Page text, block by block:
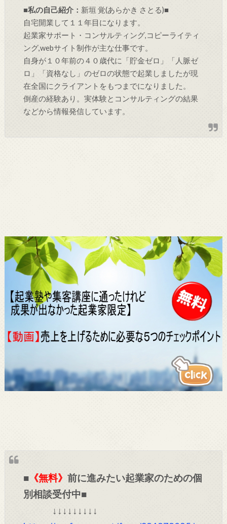
■私の自己紹介： 新垣 覚(あらかき さとる)■
自宅開業して１１年目になります。
起業家サポート・コンサルティング,コピーライティ
ング,webサイト制作が主な仕事です。
自身が１０年前の４０歳代に「貯金ゼロ」「人脈ゼ
ロ」「資格なし」のゼロの状態で起業しましたが現
在全国にクライアントをもつまでになりました。
倒産の経験あり。実体験とコンサルティングの結果
などから情報発信しています。
■ 《無料》前に進みたい起業家のための個
別相談受付中■
↓↓↓↓↓↓↓↓↓